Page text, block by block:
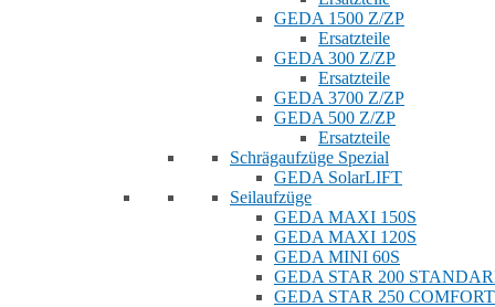
GEDA 1500 Z/ZP
Ersatzteile
GEDA 300 Z/ZP
Ersatzteile
GEDA 3700 Z/ZP
GEDA 500 Z/ZP
Ersatzteile
Schrägaufzüge Spezial
GEDA SolarLIFT
Seilaufzüge
GEDA MAXI 150S
GEDA MAXI 120S
GEDA MINI 60S
GEDA STAR 200
GEDA STAR 250 COMFORT